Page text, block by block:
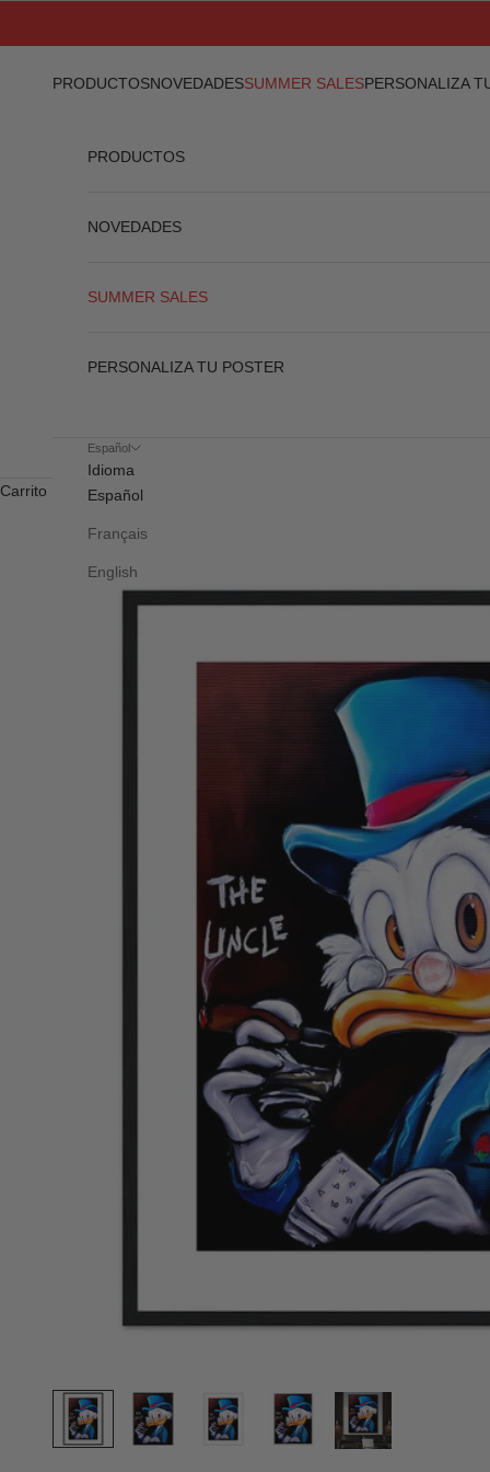
PRODUCTOSNOVEDADESSUMMER SALESPERSONALIZA
PRODUCTOS
NOVEDADES
SUMMER SALES
PERSONALIZA TU POSTER
Español
Idioma
Español
Français
English
Carrito